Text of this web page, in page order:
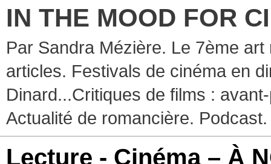
IN THE MOOD FOR
Par Sandra Mézière. Le 7ème
articles. Festivals de cinéma en
Dinard...Critiques de films :
Actualité de romancière. Podcast.
Lecture - Cinéma – À